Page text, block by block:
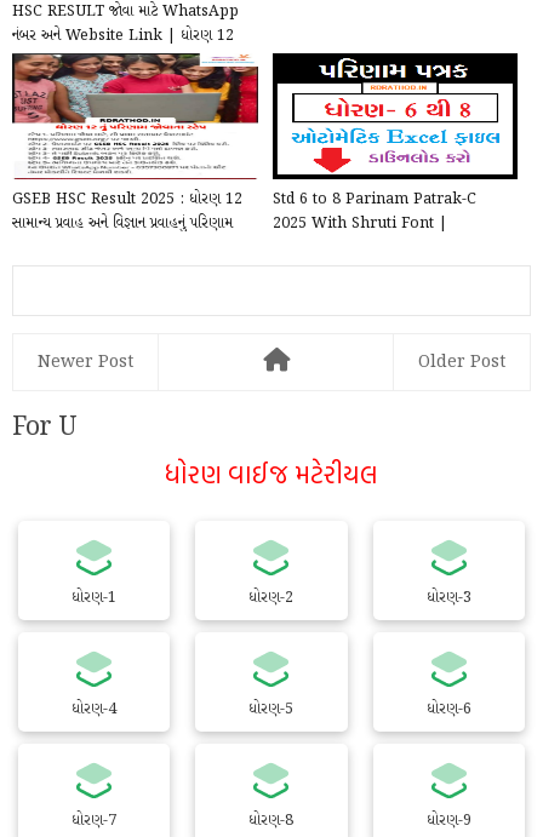
HSC RESULT જોવા માટે WhatsApp
નંબર અને Website Link | ધોરણ 12
રીજલ્ટ જુઓ Live
GSEB HSC Result 2025 : ધોરણ 12
સામાન્ય પ્રવાહ અને વિજ્ઞાન પ્રવાહનું પરિણામ
Std 6 to 8 Parinam Patrak-C
2025 With Shruti Font |
Newer Post Older Post
For U
ધોરણ વાઈજ મટેરીયલ
ધોરણ-1 ધોરણ-2 ધોરણ-3
ધોરણ-4 ધોરણ-5 ધોરણ-6
ધોરણ-7 ધોરણ-8 ધોરણ-9